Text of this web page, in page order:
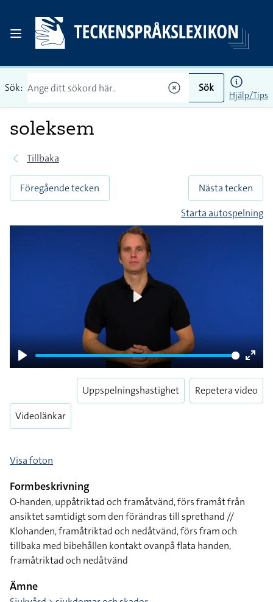
Sök: Sök
Hjälp/Tips
soleksem
Tillbaka
Föregående tecken
Nästa tecken
Starta autospelning
Play
Enter
Videolänkar
Uppspelningshastighet Repetera video
Visa foton
Formbeskrivning
O-handen, uppåtriktad och framåtvänd, förs framåt från
ansiktet samtidigt som den förändras till sprethand //
Klohanden, framåtriktad och nedåtvänd, förs fram och
tillbaka med bibehållen kontakt ovanpå flata handen,
framåtriktad och nedåtvänd
Ämne